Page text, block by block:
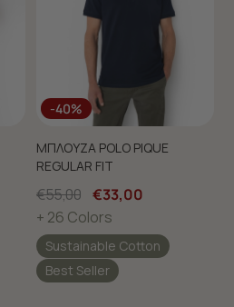
-40%
ΜΠΛΟΥΖΑ POLO PIQUE
REGULAR FIT
€55,00 €33,00
+ 26 Colors
Sustainable Cotton
Best Seller